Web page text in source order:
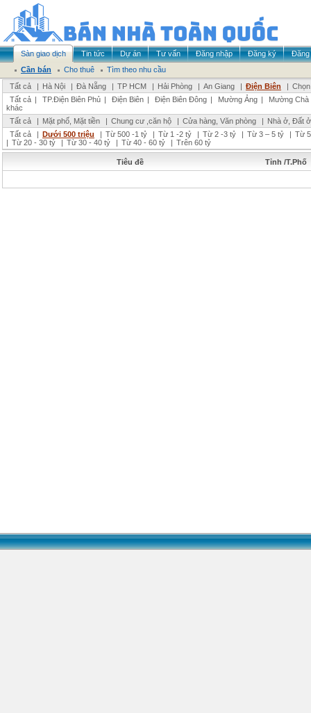
Sàn giao dịch Tin tức Dự án Tư vấn Đăng nhập Đăng ký
Đăng
Cần bán
Cho thuê
Tìm theo nhu cầu
Tất cả
| Hà Nội | Đà Nẵng | TP HCM | Hải Phòng | An Giang | Điện Biên |
Tất cả | TP.Điện Biên Phủ | Điện Biên | Điện Biên Đông | Mường Ảng |
Mường Chà
khác
Tất cả
| Mặt phố, Mặt tiền | Chung cư ,căn hộ | Cửa hàng, Văn phòng | Nhà ở, Đất ở
Tất cả
| Dưới 500 triệu | Từ 500 -1 tỷ | Từ 1 -2 tỷ | Từ 2 -3 tỷ | Từ 3 – 5 tỷ | Từ
| Từ 20 - 30 tỷ | Từ 30 - 40 tỷ | Từ 40 - 60 tỷ | Trên 60 tỷ
Tiêu đề Tỉnh /T.Phố